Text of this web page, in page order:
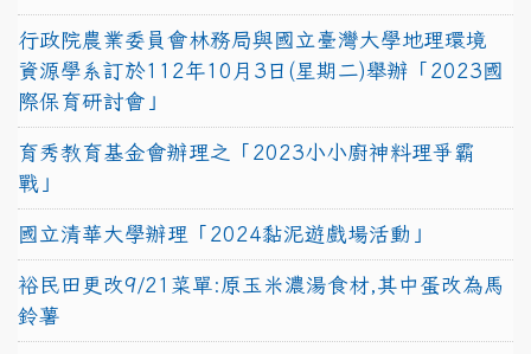
行政院農業委員會林務局與國立臺灣大學地理環境
資源學系訂於112年10月3日(星期二)舉辦「2023國
際保育研討會」
育秀教育基金會辦理之「2023小小廚神料理爭霸
戰」
國立清華大學辦理「2024黏泥遊戲場活動」
裕民田更改9/21菜單:原玉米濃湯食材,其中蛋改為馬
鈴薯